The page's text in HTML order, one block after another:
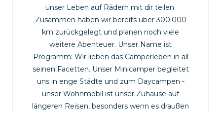
unser Leben auf Rädern mit dir teilen.
Zusammen haben wir bereits über 300.000
km zurückgelegt und planen noch viele
weitere Abenteuer. Unser Name ist
Programm: Wir lieben das Camperleben in all
seinen Facetten. Unser Minicamper begleitet
uns in enge Städte und zum Daycampen -
unser Wohnmobil ist unser Zuhause auf
längeren Reisen, besonders wenn es draußen